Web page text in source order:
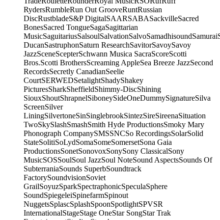
RydersRumbleRun Out GrooveRuntRussian
DiscRustbladeS&P DigitalSAARSABASackvilleSacred
BonesSacred TongueSagaSagittarian
MusicSaguitariusSalsoulSalvationSalvoSamadhisoundSamurai
DucanSastruphonSaturn ResearchSavitorSavoySavoy
JazzSceneScepterSchwann Musica SacraScoreScotti
Bros.Scotti BrothersScreaming AppleSea Breeze JazzSecond
RecordsSecretly CanadianSeelie
CourtSERWEDSetalightShadyShakey
PicturesSharkSheffieldShimmy-DiscShining
SiouxShoutShrapnelSiboneySideOneDummySignatureSilva
ScreenSilver
LiningSilvertoneSinSinglebrookSintezSireSireenaSituation
TwoSkySlashSmashSmith Hyde ProductionsSmoky Mary
Phonograph CompanySMSSNCSo RecordingsSolarSolid
StateSolitiSoLydSomaSomeSomersetSona Gaia
ProductionsSonetSonovoxSonySony ClassicalSony
MusicSOSSoulSoul JazzSoul NoteSound AspectsSounds Of
SubterraniaSounds SuperbSoundtrack
FactorySoundvisionSoviet
GrailSoyuzSparkSpectraphonicSpeculaSphere
SoundSpiegeleiSpinefarmSpinout
NuggetsSplascSplashSpoonSpotlightSPVSR
InternationalStageStage OneStar SongStar Trak